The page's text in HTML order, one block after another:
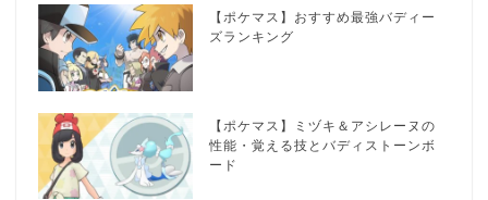
【ポケマス】おすすめ最強バディー
ズランキング
【ポケマス】ミヅキ＆アシレーヌの
性能・覚える技とバディストーンボ
ード